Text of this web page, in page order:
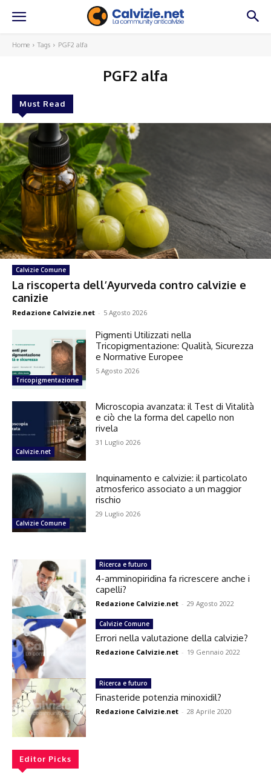
Home Tags PGF2 alfa
PGF2 alfa
Must Read
Calvizie Comune
La riscoperta dell’Ayurveda contro calvizie e
canizie
Redazione Calvizie.net - 5 Agosto 2026
Tricopigmentazione
Pigmenti Utilizzati nella
Tricopigmentazione: Qualità, Sicurezza
e Normative Europee
5 Agosto 2026
Calvizie.net
Microscopia avanzata: il Test di Vitalità
e ciò che la forma del capello non
rivela
31 Luglio 2026
Calvizie Comune
Inquinamento e calvizie: il particolato
atmosferico associato a un maggior
rischio
29 Luglio 2026
Ricerca e futuro
4-amminopiridina fa ricrescere anche i
capelli?
Redazione Calvizie.net - 29 Agosto 2022
Calvizie Comune
Errori nella valutazione della calvizie?
Redazione Calvizie.net - 19 Gennaio 2022
Ricerca e futuro
Finasteride potenzia minoxidil?
Redazione Calvizie.net - 28 Aprile 2020
Editor Picks